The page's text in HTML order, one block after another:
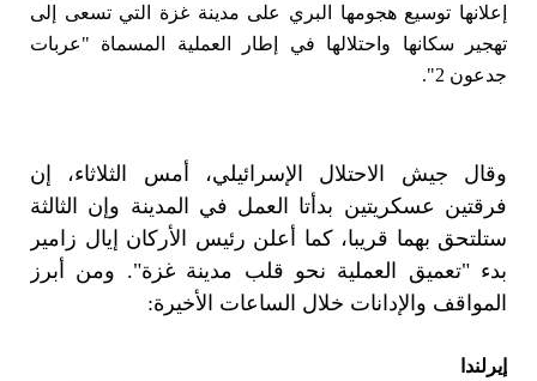
إعلانها توسيع هجومها البري على مدينة غزة التي تسعى إلى
تهجير سكانها واحتلالها في إطار العملية المسماة "عربات
جدعون 2".
وقال جيش الاحتلال الإسرائيلي، أمس الثلاثاء، إن
فرقتين عسكريتين بدأتا العمل في المدينة وإن الثالثة
ستلتحق بهما قريبا، كما أعلن رئيس الأركان إيال زامير
بدء "تعميق العملية نحو قلب مدينة غزة". ومن أبرز
المواقف والإدانات خلال الساعات الأخيرة:
إيرلندا